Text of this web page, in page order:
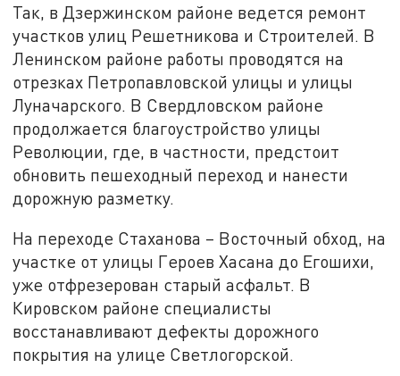
Так, в Дзержинском районе ведется ремонт
участков улиц Решетникова и Строителей. В
Ленинском районе работы проводятся на
отрезках Петропавловской улицы и улицы
Луначарского. В Свердловском районе
продолжается благоустройство улицы
Революции, где, в частности, предстоит
обновить пешеходный переход и нанести
дорожную разметку.
На переходе Стаханова – Восточный обход, на
участке от улицы Героев Хасана до Егошихи,
уже отфрезерован старый асфальт. В
Кировском районе специалисты
восстанавливают дефекты дорожного
покрытия на улице Светлогорской.